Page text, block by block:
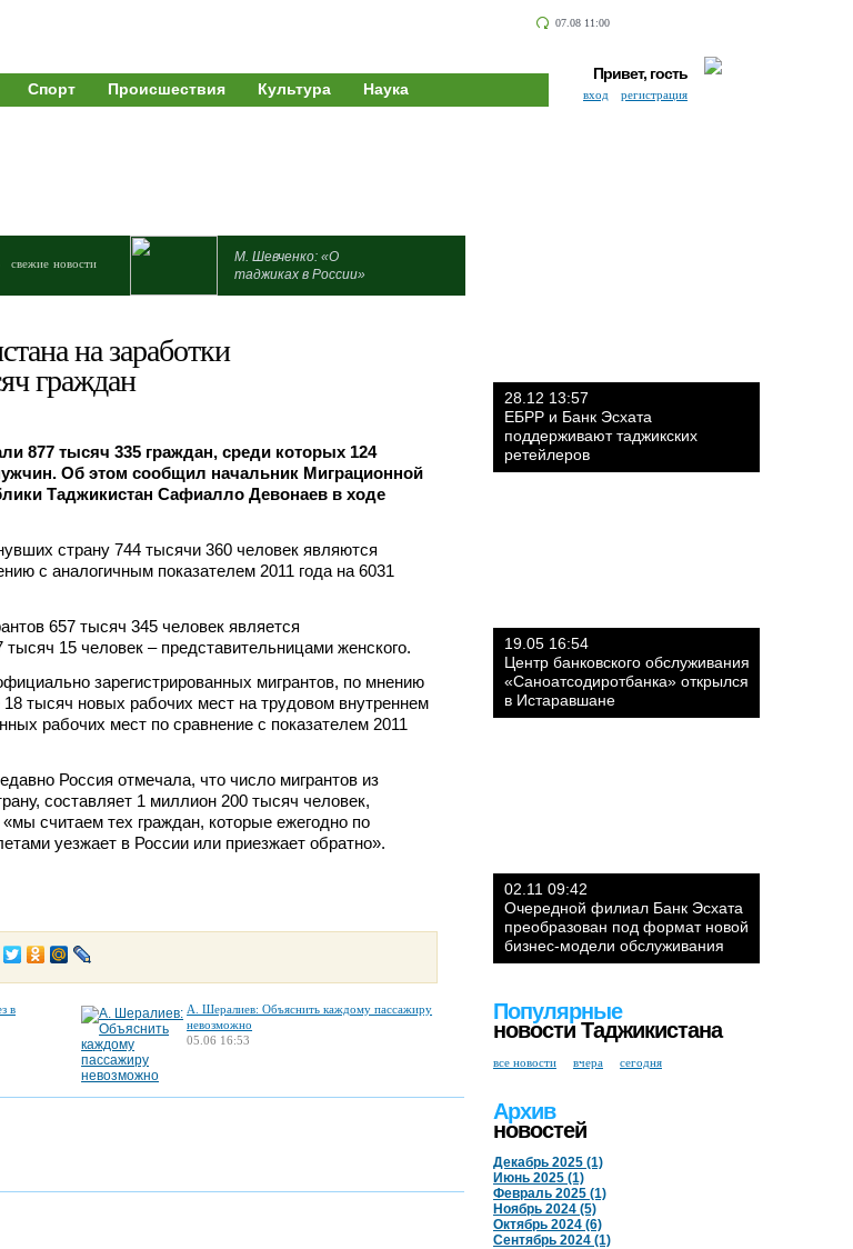
07.08 11:00
Спорт Происшествия Культура Наука
Привет, гость
вход регистрация
свежие новости
М. Шевченко: «О
таджиках в России»
на заработки
граждан
877 тысяч 335 граждан, среди которых 124
Об этом сообщил начальник Миграционной
Таджикистан Сафиалло Девонаев в ходе
страну 744 тысячи 360 человек являются
с аналогичным показателем 2011 года на 6031
657 тысяч 345 человек является
15 человек – представительницами женского.
зарегистрированных мигрантов, по мнению
тысяч новых рабочих мест на трудовом внутреннем
рабочих мест по сравнение с показателем 2011
Россия отмечала, что число мигрантов из
составляет 1 миллион 200 тысяч человек,
считаем тех граждан, которые ежегодно по
уезжает в России или приезжает обратно».
в
А. Шералиев: Объяснить каждому пассажиру
невозможно
05.06 16:53
28.12 13:57
ЕБРР и Банк Эсхата
поддерживают таджикских
ретейлеров
19.05 16:54
Центр банковского обслуживания
«Саноатсодиротбанка» открылся
в Истаравшане
02.11 09:42
Очередной филиал Банк Эсхата
преобразован под формат новой
бизнес-модели обслуживания
Популярные
новости Таджикистана
все новости вчера сегодня
Архив
новостей
Декабрь 2025 (1)
Июнь 2025 (1)
Февраль 2025 (1)
Ноябрь 2024 (5)
Октябрь 2024 (6)
Сентябрь 2024 (1)